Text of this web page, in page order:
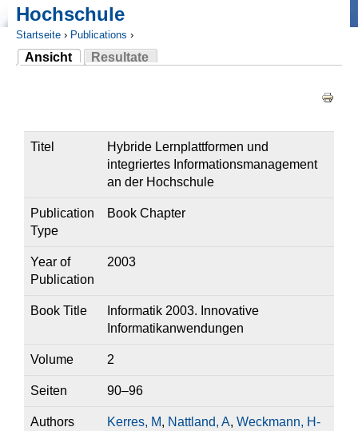
Hochschule
Sie sind hier
Startseite › Publications ›
Ansicht
(aktiver Reiter)
Resultate
Titel
Hybride Lernplattformen und
integriertes Informationsmanagement
an der Hochschule
Publication
Type
Book Chapter
Year of
Publication
2003
Book Title
Informatik 2003. Innovative
Informatikanwendungen
Volume 2
Seiten 90–96
Authors Kerres, M, Nattland, A, Weckmann, H-